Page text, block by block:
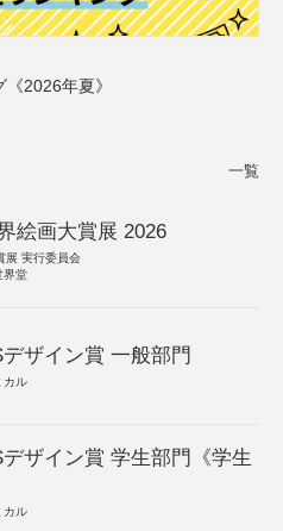
2026年夏》
一覧
絵画大賞展 2026
展 実行委員会
界堂
ザイン賞 一般部門
カル
ザイン賞 学生部門《学生
カル